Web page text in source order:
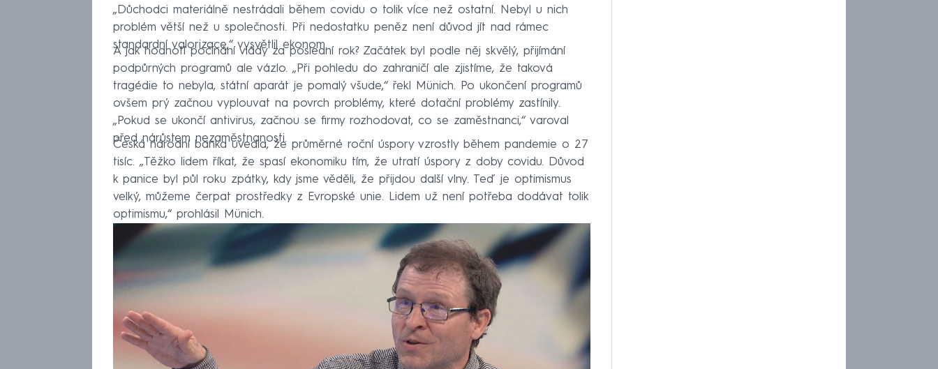
„Důchodci materiálně nestrádali během covidu o tolik více než ostatní. Nebyl u nich
problém větší než u společnosti. Při nedostatku peněz není důvod jít nad rámec
standardní valorizace,“ vysvětlil ekonom.
A jak hodnotí počínání vlády za poslední rok? Začátek byl podle něj skvělý, přijímání
podpůrných programů ale vázlo. „Při pohledu do zahraničí ale zjistíme, že taková
tragédie to nebyla, státní aparát je pomalý všude,“ řekl Münich. Po ukončení programů
ovšem prý začnou vyplouvat na povrch problémy, které dotační problémy zastínily.
„Pokud se ukončí antivirus, začnou se firmy rozhodovat, co se zaměstnanci,“ varoval
před nárůstem nezaměstnanosti.
Česká národní banka uvedla, že průměrné roční úspory vzrostly během pandemie o 27
tisíc. „Těžko lidem říkat, že spasí ekonomiku tím, že utratí úspory z doby covidu. Důvod
k panice byl půl roku zpátky, kdy jsme věděli, že přijdou další vlny. Teď je optimismus
velký, můžeme čerpat prostředky z Evropské unie. Lidem už není potřeba dodávat tolik
optimismu,“ prohlásil Münich.